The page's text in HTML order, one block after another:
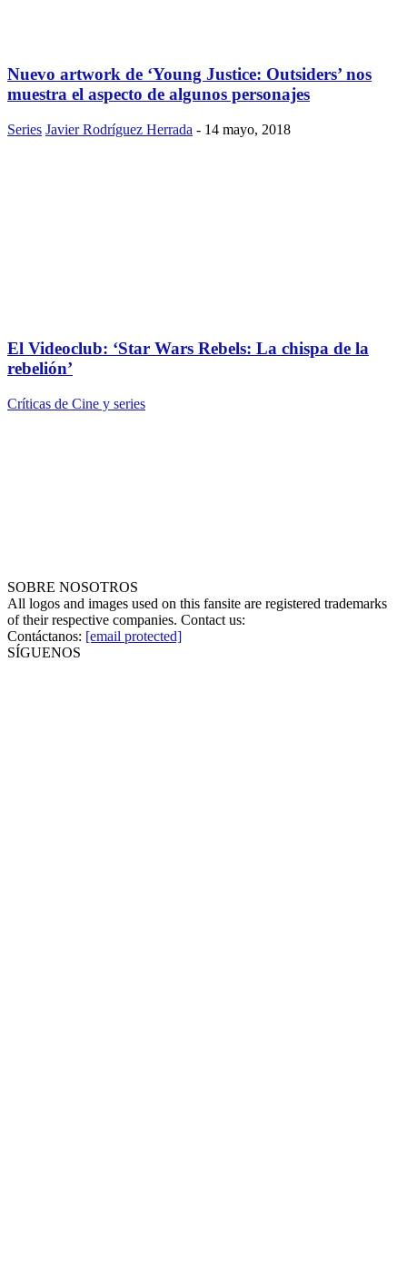
Nuevo artwork de ‘Young Justice: Outsiders’ nos
muestra el aspecto de algunos personajes
Series Javier Rodríguez Herrada - 14 mayo, 2018
El Videoclub: ‘Star Wars Rebels: La chispa de la
rebelión’
Críticas de Cine y series
SOBRE NOSOTROS
All logos and images used on this fansite are registered trademarks
of their respective companies. Contact us:
Contáctanos: [email protected]
SÍGUENOS